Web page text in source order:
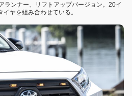
ランナー、リフトアップバージョン。20イ
ヤを組み合わせている。